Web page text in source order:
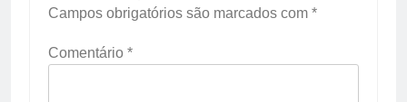
Campos obrigatórios são marcados com *
Comentário *